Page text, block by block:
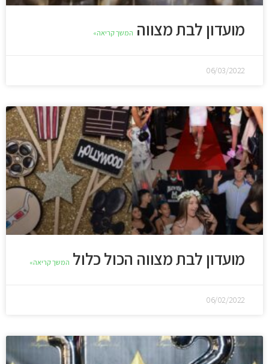
מועדון לבת מצווה המשך קריאה»
06/03/2022
מועדון לבת מצווה הכול כלול המשך קריאה»
06/02/2022